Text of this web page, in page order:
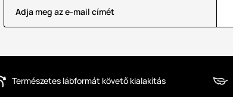
Adja meg az e-mail címét
Természetes lábformát követő kialakítás